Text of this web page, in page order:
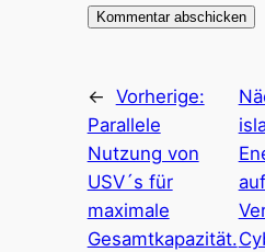
← Vorherige:
Parallele
Nutzung von
USV´s für
maximale
Gesamtkapazität.